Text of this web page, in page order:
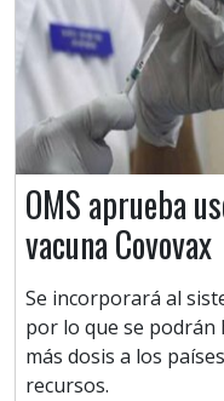
OMS aprueba
vacuna Covovax
Se incorporará al
por lo que se podrán
más dosis a los
recursos.